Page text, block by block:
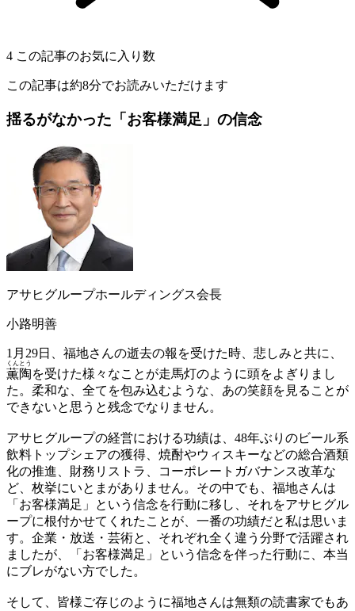
4 この記事のお気に入り数
この記事は約8分でお読みいただけます
揺るがなかった 「お客様満足」の信念
アサヒグループホールディングス会長
小路明善
1月29日、福地さんの逝去の報を受けた時、悲しみと共に、
薫
くん
陶
とう
を受けた様々なことが走馬灯のように頭をよぎりまし
た。柔和な、全てを包み込むような、あの笑顔を見ることが
できないと思うと残念でなりません。
アサヒグループの経営における功績は、48年ぶりのビール系
飲料トップシェアの獲得、焼酎やウィスキーなどの総合酒類
化の推進、財務リストラ、コーポレートガバナンス改革な
ど、枚挙にいとまがありません。その中でも、福地さんは
「お客様満足」という信念を行動に移し、それをアサヒグル
ープに根付かせてくれたことが、一番の功績だと私は思いま
す。企業・放送・芸術と、それぞれ全く違う分野で活躍され
ましたが、「お客様満足」という信念を伴った行動に、本当
にブレがない方でした。
そして、皆様ご存じのように福地さんは無類の読書家でもあ